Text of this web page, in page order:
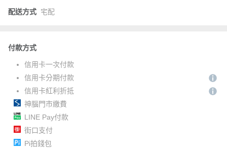
配送方式 宅配
付款方式
信用卡一次付款
信用卡分期付款
信用卡紅利折抵
神腦門市繳費
LINE Pay付款
街口支付
Pi拍錢包